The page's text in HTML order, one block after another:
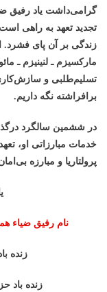
گرامی‌داشت یاد رفیق
تجدید تعهد به راهی
زندگی بر آن پای فشرد.
مارکسیزم ـ لنینیزم ـ
تسلیم‌طلبی و سازش‌کاری
برافراشته نگه داریم.
در ششمین سالگرد
خدمات مبارزاتی او،
پرولتاریا و مبارزه
نام رفیق ضیاء
زنده
زنده باد